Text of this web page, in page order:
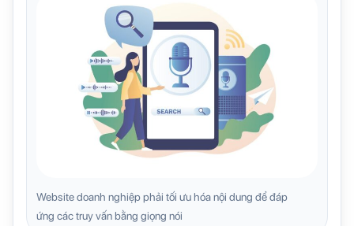
Website doanh nghiệp phải tối ưu hóa nội dung để đáp
ứng các truy vấn bằng giọng nói